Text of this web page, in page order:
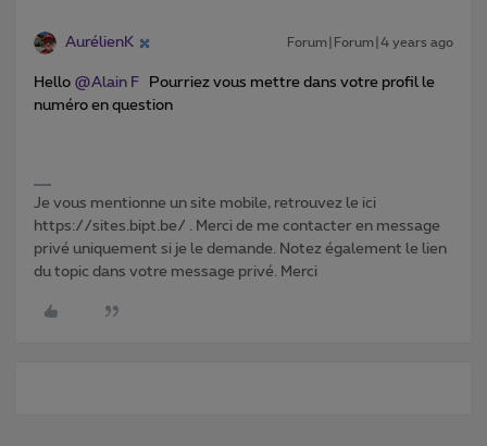
AurélienK Forum|Forum|4 years ago
Hello @Alain F Pourriez vous mettre dans votre profil le
numéro en question
Je vous mentionne un site mobile, retrouvez le ici
https://sites.bipt.be/ . Merci de me contacter en message
privé uniquement si je le demande. Notez également le lien
du topic dans votre message privé. Merci